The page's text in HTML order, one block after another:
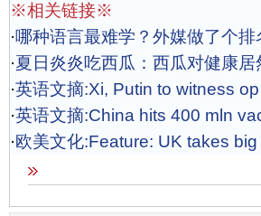
※相关链接※
·哪种语言最难学？外媒做了个排
·夏日炎炎吃西瓜：西瓜对健康居
·英语文摘:Xi, Putin to witness op
·英语文摘:China hits 400 mln
·欧美文化:Feature: UK takes big